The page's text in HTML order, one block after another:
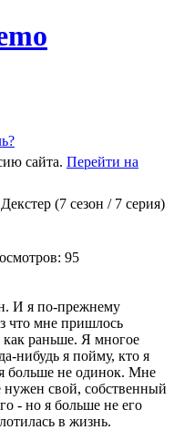
сайта. Перейти на
(7 сезон / 7 серия)
95
И я по-прежнему
что мне пришлось
раньше. Я многое
нибудь я пойму, кто я
больше не одинок. Мне
свой, собственный
- но я больше не его
в жизнь.